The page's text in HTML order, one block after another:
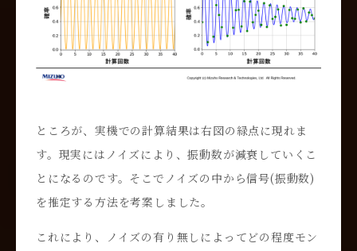
ところが、実機での計算結果は右図の緑点に現れま
す。現実にはノイズにより、振動数が減衰していくこ
とになるのです。そこでノイズの中から信号(振動数)
を推定する方法を考案しました。
これにより、ノイズの有り無しによってどの程度モン